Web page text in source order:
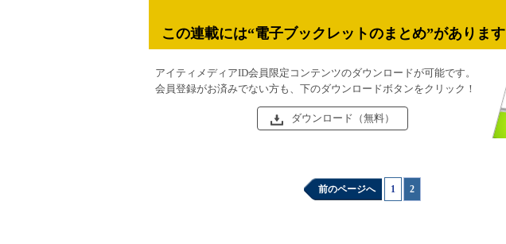
この連載には“電子ブックレットのまとめ”があります
アイティメディアID会員限定コンテンツのダウンロードが可能です。
会員登録がお済みでない方も、下のダウンロードボタンをクリック！
ダウンロード（無料）
前のページへ 1 2